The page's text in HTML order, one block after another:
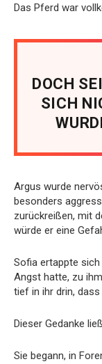
Das Pferd war
DOCH
SICH
Argus wurde
besonders
zurückreißen, mit
würde er eine
Sofia ertappte
Angst hatte, zu
tief in ihr drin,
Dieser Gedanke
Sie begann, in